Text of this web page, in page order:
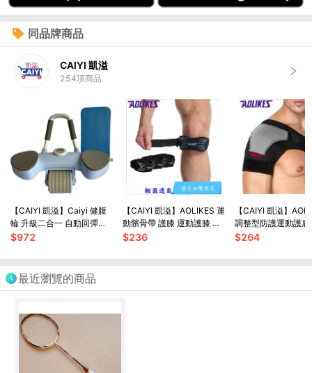
同品牌商品
CAIYI 凱溢
254項商品
【CAIYI 凱溢】Caiyi 健腹
輪 升級二合一 自動回彈健
腹輪 卷腹輪 炫腹輪 練腹肌
$972
【CAIYI 凱溢】AOLIKES 運
動髕骨帶 護膝 運動護膝 調
節加壓 護髖 運動防護 運動
$236
【CAIYI 凱溢】
調整型防護運動護
壓固定 肩膀關節拉
$264
最近瀏覽的商品